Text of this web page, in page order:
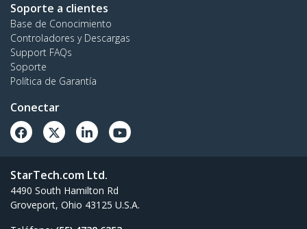
Soporte a clientes
Base de Conocimiento
Controladores y Descargas
Support FAQs
Soporte
Política de Garantía
Conectar
StarTech.com Ltd.
4490 South Hamilton Rd
Groveport, Ohio 43125 U.S.A.